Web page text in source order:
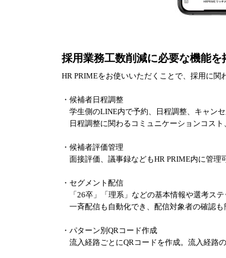
採用業務工数削減に必要な機能を
HR PRIMEをお使いいただくことで、採用に関
・候補者日程調整
学生側のLINE内で予約、日程調整、キャン
日程調整に関わるコミュニケーションコスト
・候補者評価管理
面接評価、議事録などもHR PRIME内に管理
・セグメント配信
「26卒」「理系」などの基本情報や選考ステ
一斉配信も自動化でき、配信対象者の確認
・パターン別QRコード作成
流入経路ごとにQRコードを作成。流入経路